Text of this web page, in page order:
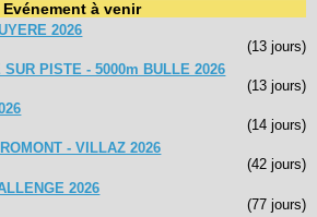
Evénement à venir
2026
(13 jours)
PISTE - 5000m BULLE 2026
(13 jours)
(14 jours)
- VILLAZ 2026
(42 jours)
2026
(77 jours)